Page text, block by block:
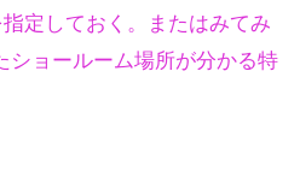
定しておく。またはみてみ
ショールーム場所が分かる特